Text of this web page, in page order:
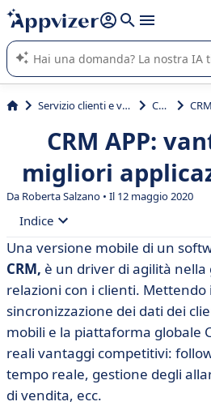
righe con
shift + enter
L'IA di Appvizer vi guida nell'utilizzo o
software SaaS per la vostra azienda.
Servizio clienti e vendite CRM
CRM APP:
migliori
Da Roberta Salzano • Il 12 maggio 2020
Indice
• Definizione di CRM app
• Vantaggi di un’app CRM
• Confronto tra le soluzioni
• Gestite le vostre attività
Una versione mobile di un
CRM, è un driver di agilità nella
relazioni con i clienti. Mettendo
sincronizzazione dei dati dei
mobili e la piattaforma globale
reali vantaggi competitivi:
tempo reale, gestione degli
di vendita, ecc.